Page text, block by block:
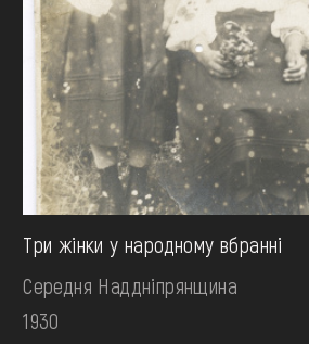
Три жінки у народному вбранні
Середня Наддніпрянщина
1930